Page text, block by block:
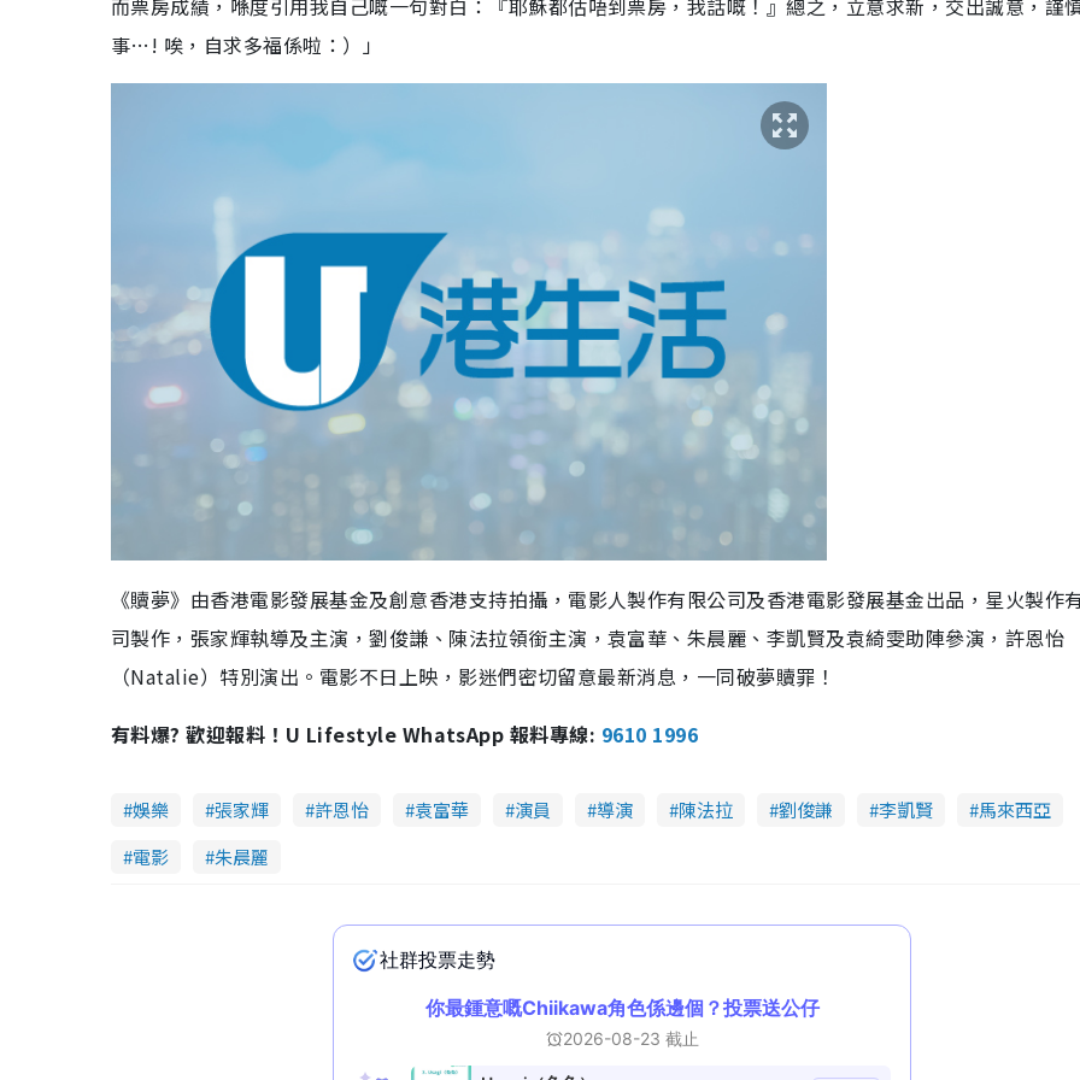
而票房成績，喺度引用我自己嘅一句對白：『耶穌都估唔到票房，我話嘅！』總之，立意求新，交出誠意，謹
事…! 唉，自求多福係啦：）」
《贖夢》由香港電影發展基金及創意香港支持拍攝，電影人製作有限公司及香港電影發展基金出品，星火製作
司製作，張家輝執導及主演，劉俊謙、陳法拉領銜主演，袁富華、朱晨麗、李凱賢及袁綺雯助陣參演，許恩怡
（Natalie）特別演出。電影不日上映，影迷們密切留意最新消息，一同破夢贖罪！
有料爆? 歡迎報料！U Lifestyle WhatsApp 報料專線: 9610 1996
娛樂 張家輝 許恩怡 袁富華 演員 導演 陳法拉 劉俊謙 李凱賢
馬來西亞
電影
朱晨麗